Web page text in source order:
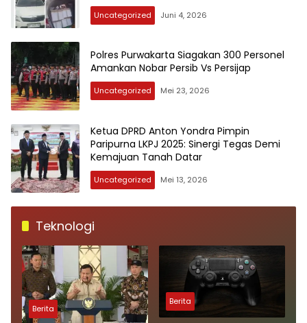
Uncategorized Juni 4, 2026
Polres Purwakarta Siagakan 300 Personel
Amankan Nobar Persib Vs Persijap
Uncategorized Mei 23, 2026
Ketua DPRD Anton Yondra Pimpin
Paripurna LKPJ 2025: Sinergi Tegas Demi
Kemajuan Tanah Datar
Uncategorized Mei 13, 2026
Teknologi
Berita
Berita